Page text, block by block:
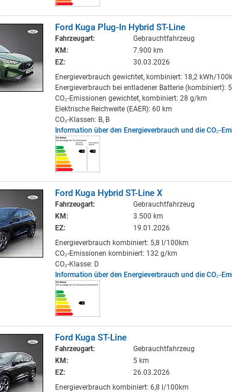
Ford Kuga Plug-In Hybrid ST-Line
Fahrzeugart:
Gebrauchtfahrzeug
KM:
7.900 km
EZ:
30.03.2026
Energieverbrauch gewichtet, kombiniert: 18,2 kWh/
Energieverbrauch bei entladener Batterie (kombiniert):
CO₂-Emissionen gewichtet, kombiniert: 28 g/km
Elektrische Reichweite (EAER): 60 km
CO₂-Klassen: B, B
Information über den Energieverbrauch und die CO₂-
Ford Kuga Hybrid ST-Line X
Fahrzeugart:
Gebrauchtfahrzeug
KM:
3.500 km
EZ:
19.01.2026
Energieverbrauch kombiniert: 5,8 l/100km
CO₂-Emissionen kombiniert: 132 g/km
CO₂-Klasse: D
Information über den Energieverbrauch und die CO₂-
Ford Kuga ST-Line
Fahrzeugart:
Gebrauchtfahrzeug
KM:
5 km
EZ:
26.03.2026
Energieverbrauch kombiniert: 6,8 l/100km